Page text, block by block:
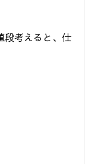
段考えると、仕